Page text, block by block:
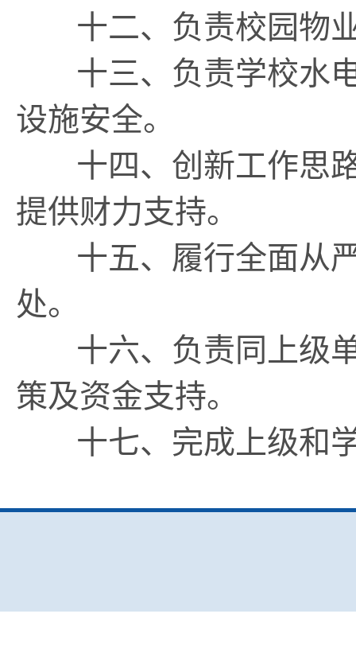
十二、负责校园物
十三、负责学校水
设施安全。
十四、创新工作思
提供财力支持。
十五、履行全面从
处。
十六、负责同上级
策及资金支持。
十七、完成上级和